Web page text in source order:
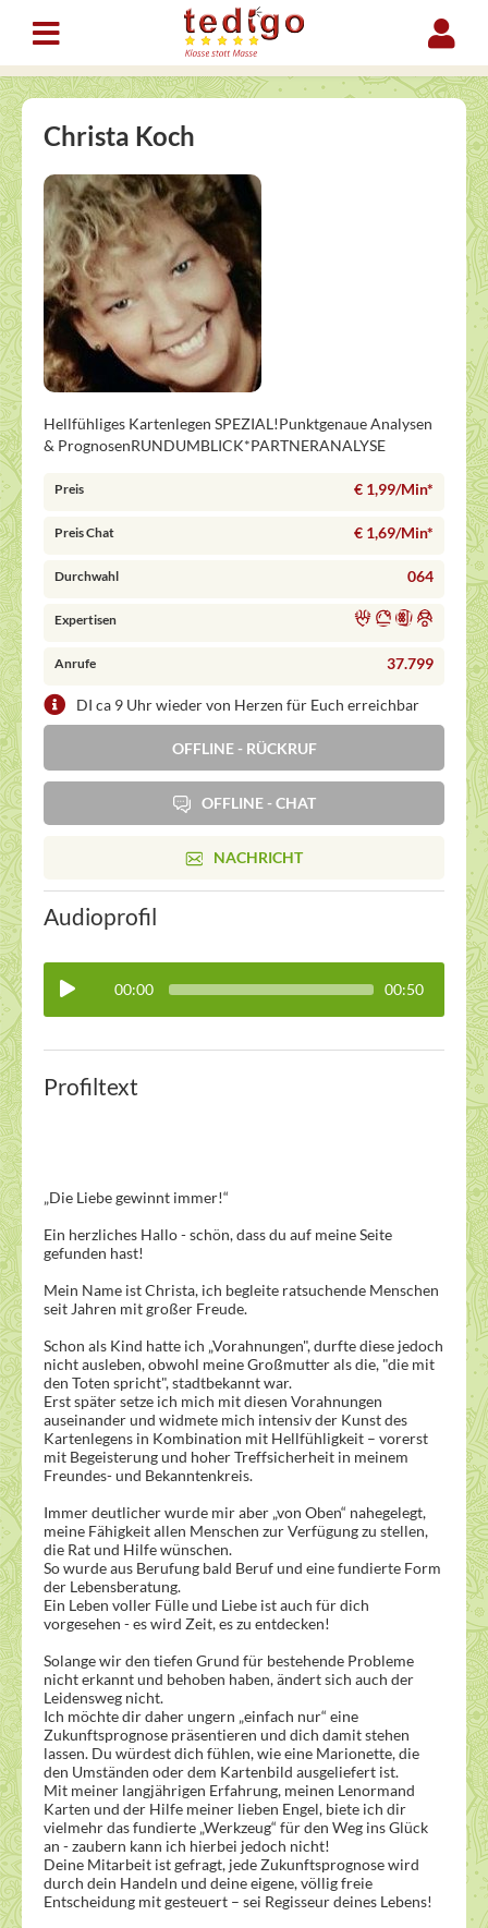
Christa Koch
Hellfühliges Kartenlegen SPEZIAL!Punktgenaue Analysen
& PrognosenRUNDUMBLICK*PARTNERANALYSE
Preis € 1,99/Min*
Preis Chat € 1,69/Min*
Durchwahl 064
Expertisen
Anrufe 37.799
DI ca 9 Uhr wieder von Herzen für Euch erreichbar
OFFLINE - RÜCKRUF
OFFLINE - CHAT
NACHRICHT
Audioprofil
00:00 00:50
Profiltext
„Die Liebe gewinnt immer!“
Ein herzliches Hallo - schön, dass du auf meine Seite
gefunden hast!
Mein Name ist Christa, ich begleite ratsuchende Menschen
seit Jahren mit großer Freude.
Schon als Kind hatte ich „Vorahnungen", durfte diese jedoch
nicht ausleben, obwohl meine Großmutter als die, "die mit
den Toten spricht", stadtbekannt war.
Erst später setze ich mich mit diesen Vorahnungen
auseinander und widmete mich intensiv der Kunst des
Kartenlegens in Kombination mit Hellfühligkeit – vorerst
mit Begeisterung und hoher Treffsicherheit in meinem
Freundes- und Bekanntenkreis.
Immer deutlicher wurde mir aber „von Oben“ nahegelegt,
meine Fähigkeit allen Menschen zur Verfügung zu stellen,
die Rat und Hilfe wünschen.
So wurde aus Berufung bald Beruf und eine fundierte Form
der Lebensberatung.
Ein Leben voller Fülle und Liebe ist auch für dich
vorgesehen - es wird Zeit, es zu entdecken!
Solange wir den tiefen Grund für bestehende Probleme
nicht erkannt und behoben haben, ändert sich auch der
Leidensweg nicht.
Ich möchte dir daher ungern „einfach nur“ eine
Zukunftsprognose präsentieren und dich damit stehen
lassen. Du würdest dich fühlen, wie eine Marionette, die
den Umständen oder dem Kartenbild ausgeliefert ist.
Mit meiner langjährigen Erfahrung, meinen Lenormand
Karten und der Hilfe meiner lieben Engel, biete ich dir
vielmehr das fundierte „Werkzeug“ für den Weg ins Glück
an - zaubern kann ich hierbei jedoch nicht!
Deine Mitarbeit ist gefragt, jede Zukunftsprognose wird
durch dein Handeln und deine eigene, völlig freie
Entscheidung mit gesteuert – sei Regisseur deines Lebens!